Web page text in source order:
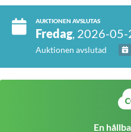
AUKTIONEN AVSLUTAS
Fredag, 2026-
Auktionen avslutad
En